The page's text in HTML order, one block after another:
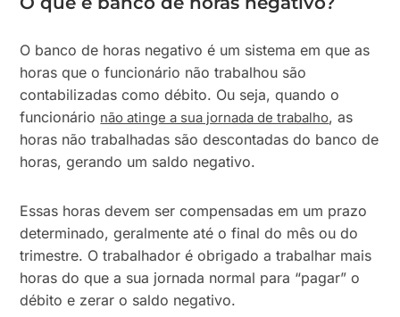
O banco de horas negativo é um sistema em que as
horas que o funcionário não trabalhou são
contabilizadas como débito. Ou seja, quando o
funcionário não atinge a sua jornada de trabalho, as
horas não trabalhadas são descontadas do banco de
horas, gerando um saldo negativo.
Essas horas devem ser compensadas em um prazo
determinado, geralmente até o final do mês ou do
trimestre. O trabalhador é obrigado a trabalhar mais
horas do que a sua jornada normal para “pagar” o
débito e zerar o saldo negativo.